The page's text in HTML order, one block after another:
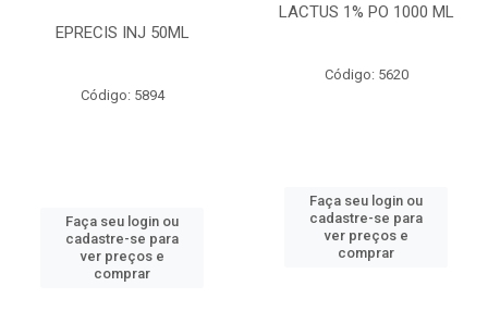
EPRECIS INJ 50ML
Código: 5894
Faça seu login ou
cadastre-se para
ver preços e
comprar
LACTUS 1% PO 1000 ML
Código: 5620
Faça seu login ou
cadastre-se para
ver preços e
comprar